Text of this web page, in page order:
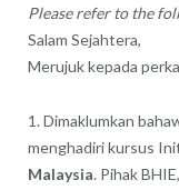
Please refer to the
Salam Sejahtera,
Merujuk kepada
1. Dimaklumkan
menghadiri kursus
Malaysia. Pihak